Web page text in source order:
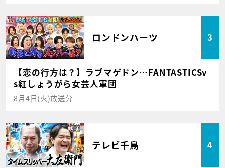
ロンドンハーツ 3
【恋の行方は？】ラブマゲドン…FANTASTICSv
s紅しょうがら女芸人軍団
8月4日(火)放送分
テレビ千鳥 4